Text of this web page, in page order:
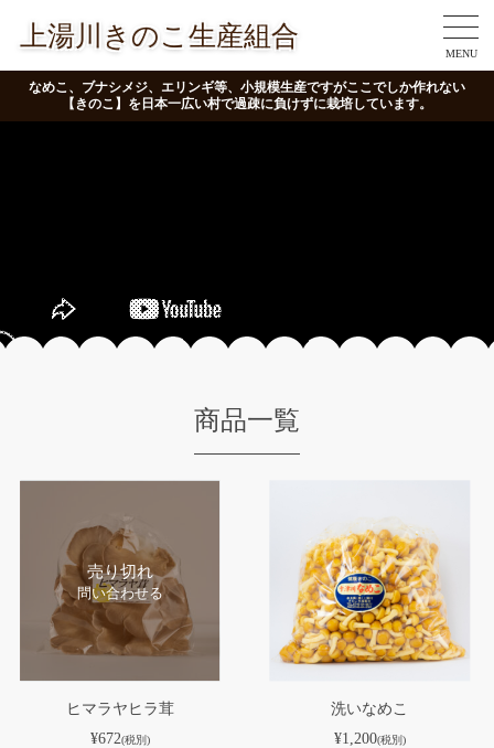
MENU
上湯川きのこ生産組合
なめこ、ブナシメジ、エリンギ等、小規模生産ですがここでしか作れない
【きのこ】を日本一広い村で過疎に負けずに栽培しています。
商品一覧
売り切れ
問い合わせる
ヒマラヤヒラ茸
¥672(税別)
洗いなめこ
¥1,200(税別)